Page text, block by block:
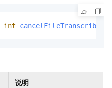
int cancelFileTranscriber
说明